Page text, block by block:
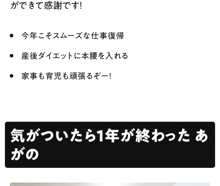
ができて感謝です！
今年こそスムーズな仕事復帰
産後ダイエットに本腰を入れる
家事も育児も頑張るぞー！
気がついたら１年が終わった あ
がの